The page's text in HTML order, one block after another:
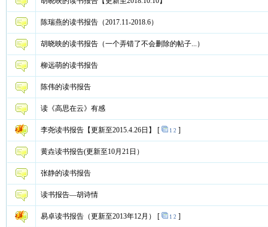
陈瑞燕的读书报告（2017.11-2018.6）
胡晓映的读书报告（一个弄错了不会删除的帖子...）
柳远萌的读书报告
陈伟的读书报告
读《高思在云》有感
李尧读书报告【更新至2015.4.26日】 [ 1 2 ]
黄垚读书报告(更新至10月21日）
张静的读书报告
读书报告—胡诗情
易卓读书报告（更新至2013年12月） [ 1 2 ]